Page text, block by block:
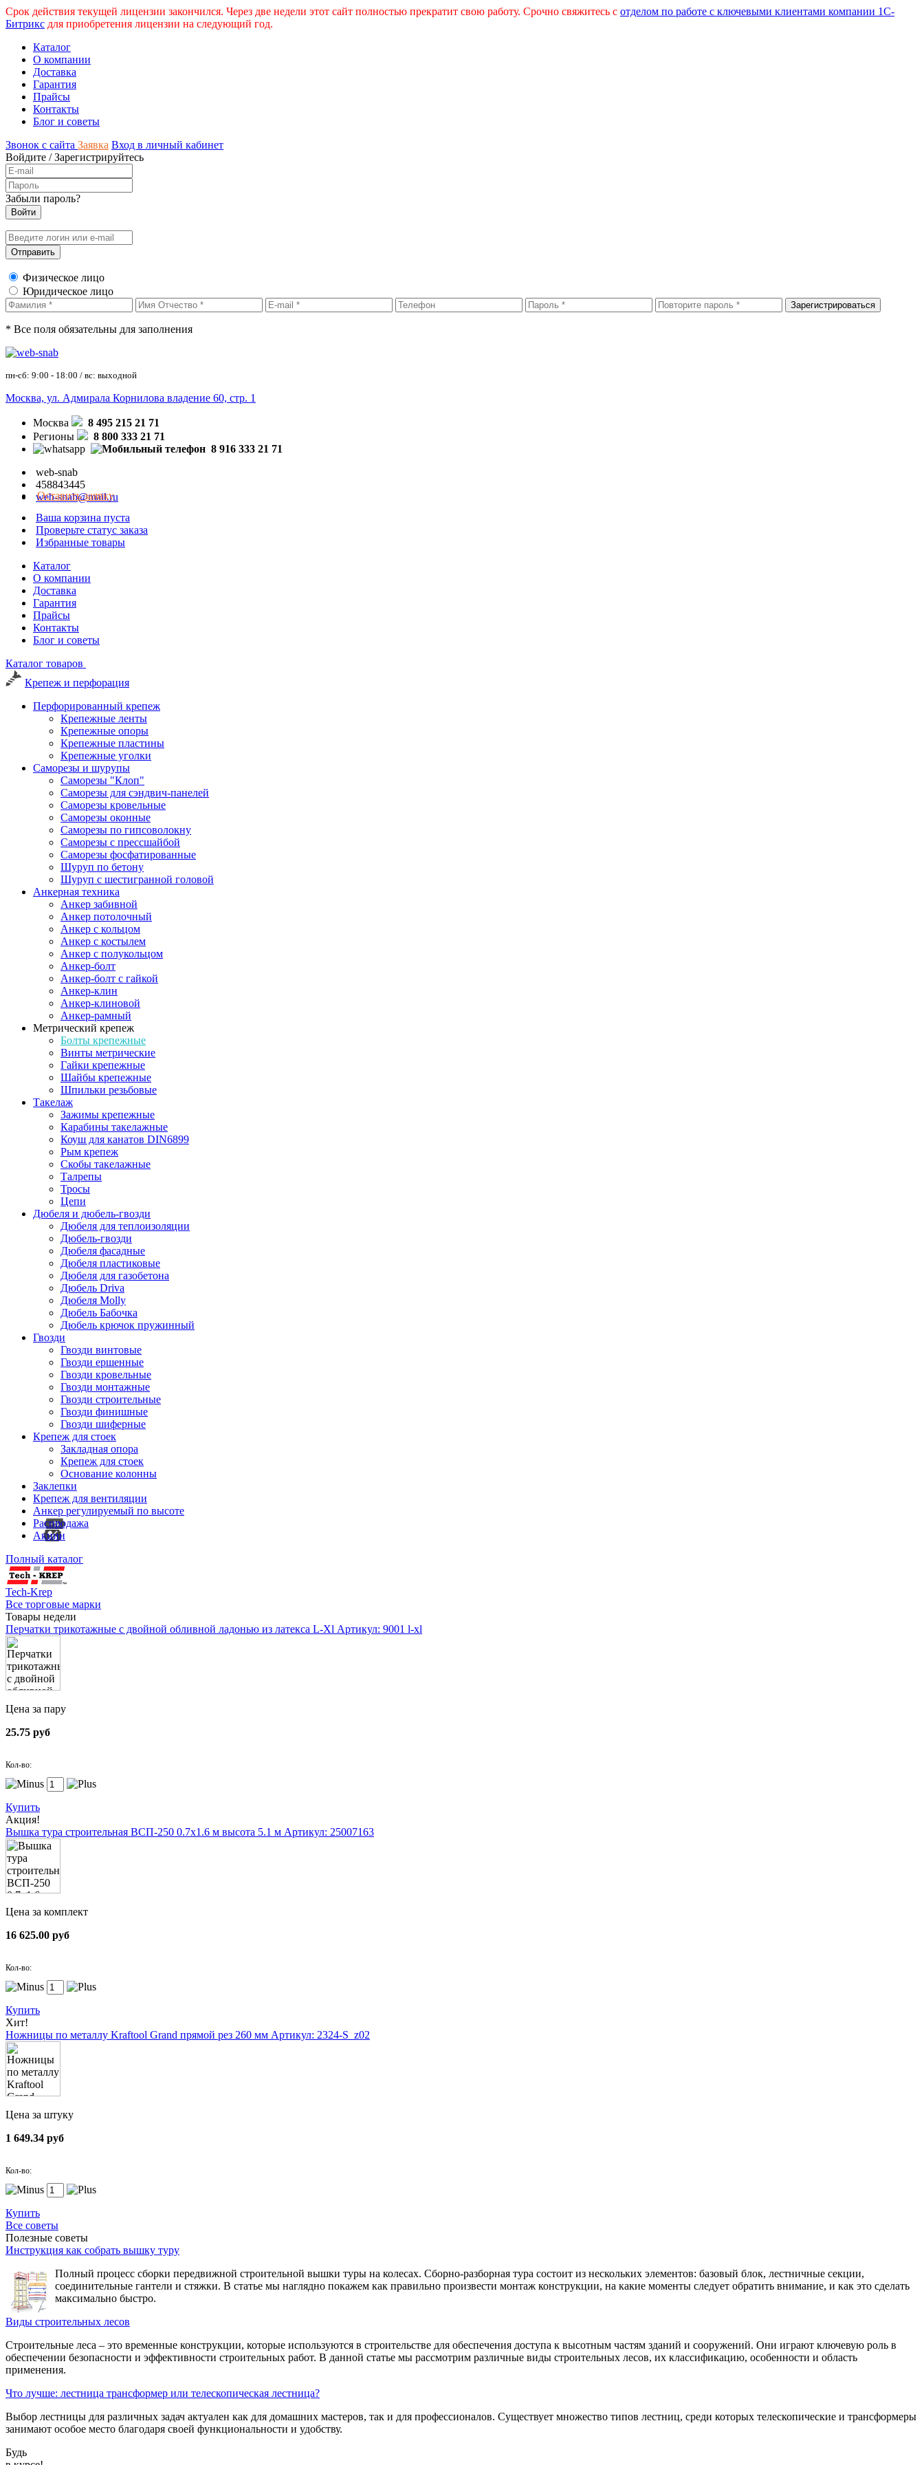
Срок действия текущей лицензии закончился. Через две недели этот сайт полностью прекратит свою работу. Срочно свяжитесь с отделом по работе с ключевыми клиентами компании 1С-
Битрикс для приобретения лицензии на следующий год.
Каталог
О компании
Доставка
Гарантия
Прайсы
Контакты
Блог и советы
Звонок с сайта Заявка Вход в личный кабинет
Войдите /Зарегистрируйтесь
Забыли пароль?
Физическое лицо
Юридическое лицо
* Все поля обязательны для заполнения
пн-сб: 9:00 - 18:00 / вс: выходной
Москва, ул. Адмирала Корнилова владение 60, стр. 1
Москва
8 495 215 21 71
Регионы
8 800 333 21 71
8 916 333 21 71
web-snab
458843445
web-snab@mail.ru
Оставить заявку
Ваша корзина пуста
Проверьте статус заказа
Избранные товары
Каталог
О компании
Доставка
Гарантия
Прайсы
Контакты
Блог и советы
Каталог товаров
Крепеж и перфорация
Перфорированный крепеж
Крепежные ленты
Крепежные опоры
Крепежные пластины
Крепежные уголки
Саморезы и шурупы
Саморезы "Клоп"
Саморезы для сэндвич-панелей
Саморезы кровельные
Саморезы оконные
Саморезы по гипсоволокну
Саморезы с прессшайбой
Саморезы фосфатированные
Шуруп по бетону
Шуруп с шестигранной головой
Анкерная техника
Анкер забивной
Анкер потолочный
Анкер с кольцом
Анкер с костылем
Анкер с полукольцом
Анкер-болт
Анкер-болт с гайкой
Анкер-клин
Анкер-клиновой
Анкер-рамный
Метрический крепеж
Болты крепежные
Винты метрические
Гайки крепежные
Шайбы крепежные
Шпильки резьбовые
Такелаж
Зажимы крепежные
Карабины такелажные
Коуш для канатов DIN6899
Рым крепеж
Скобы такелажные
Талрепы
Тросы
Цепи
Дюбеля и дюбель-гвозди
Дюбеля для теплоизоляции
Дюбель-гвозди
Дюбеля фасадные
Дюбеля пластиковые
Дюбеля для газобетона
Дюбель Driva
Дюбеля Molly
Дюбель Бабочка
Дюбель крючок пружинный
Гвозди
Гвозди винтовые
Гвозди ершенные
Гвозди кровельные
Гвозди монтажные
Гвозди строительные
Гвозди финишные
Гвозди шиферные
Крепеж для стоек
Закладная опора
Крепеж для стоек
Основание колонны
Заклепки
Крепеж для вентиляции
Анкер регулируемый по высоте
Распродажа
Акции
Полный каталог
Tech-Krep
Все торговые марки
Товары недели
Перчатки трикотажные с двойной обливной ладонью из латекса L-Xl Артикул: 9001 l-xl
Цена за пару
25.75 руб
Кол-во:
Купить
Акция!
Вышка тура строительная ВСП-250 0.7х1.6 м высота 5.1 м Артикул: 25007163
Цена за комплект
16 625.00 руб
Кол-во:
Купить
Хит!
Ножницы по металлу Kraftool Grand прямой рез 260 мм Артикул: 2324-S_z02
Цена за штуку
1 649.34 руб
Кол-во:
Купить
Все советы
Полезные советы
Инструкция как собрать вышку туру
Полный процесс сборки передвижной строительной вышки туры на колесах. Сборно-разборная тура состоит из нескольких элементов: базовый блок, лестничные секции,
соединительные гантели и стяжки. В статье мы наглядно покажем как правильно произвести монтаж конструкции, на какие моменты следует обратить внимание, и как это сделать
максимально быстро.
Виды строительных лесов
Строительные леса – это временные конструкции, которые используются в строительстве для обеспечения доступа к высотным частям зданий и сооружений. Они играют ключевую роль в
обеспечении безопасности и эффективности строительных работ. В данной статье мы рассмотрим различные виды строительных лесов, их классификацию, особенности и область
применения.
Что лучше: лестница трансформер или телескопическая лестница?
Выбор лестницы для различных задач актуален как для домашних мастеров, так и для профессионалов. Существует множество типов лестниц, среди которых телескопические и трансформеры
занимают особое место благодаря своей функциональности и удобству.
Будь